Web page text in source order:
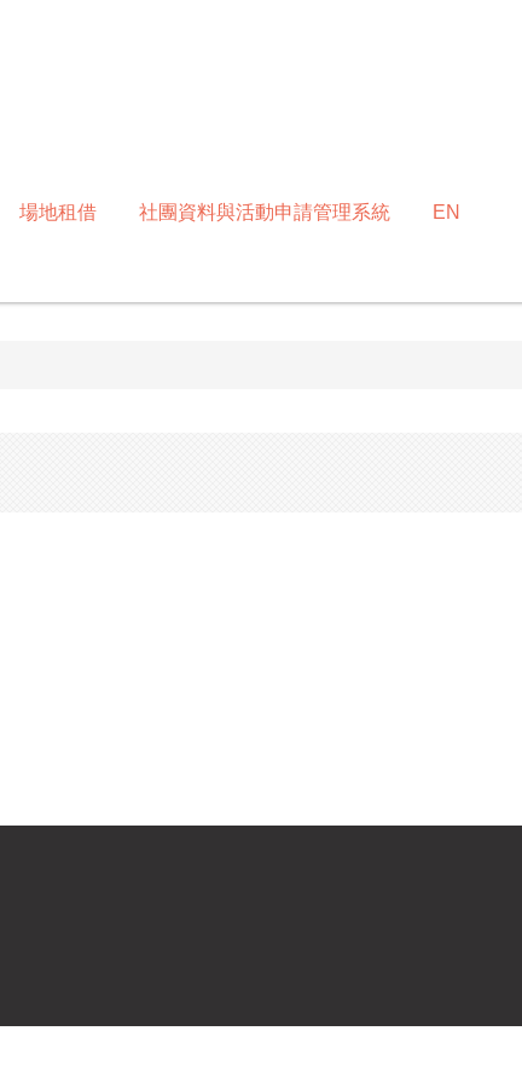
場地租借 社團資料與活動申請管理系統 EN